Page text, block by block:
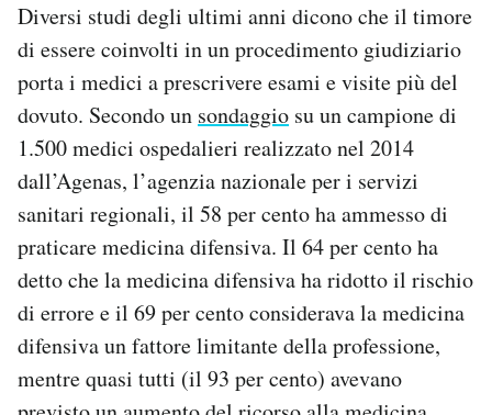
Diversi studi degli ultimi anni dicono che il timore
di essere coinvolti in un procedimento giudiziario
porta i medici a prescrivere esami e visite più del
dovuto. Secondo un sondaggio su un campione di
1.500 medici ospedalieri realizzato nel 2014
dall’Agenas, l’agenzia nazionale per i servizi
sanitari regionali, il 58 per cento ha ammesso di
praticare medicina difensiva. Il 64 per cento ha
detto che la medicina difensiva ha ridotto il rischio
di errore e il 69 per cento considerava la medicina
difensiva un fattore limitante della professione,
mentre quasi tutti (il 93 per cento) avevano